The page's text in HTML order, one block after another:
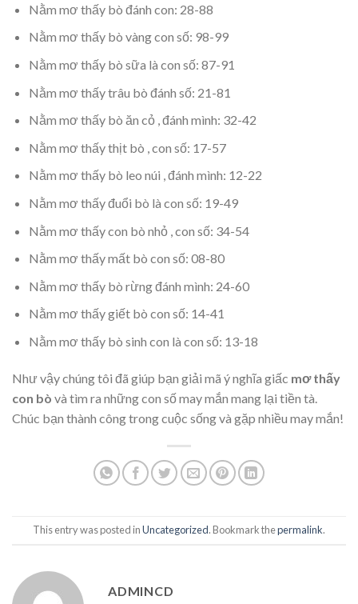
Nằm mơ thấy bò đánh con: 28-88
Nằm mơ thấy bò vàng con số: 98-99
Nằm mơ thấy bò sữa là con số: 87-91
Nằm mơ thấy trâu bò đánh số: 21-81
Nằm mơ thấy bò ăn cỏ , đánh mình: 32-42
Nằm mơ thấy thịt bò , con số: 17-57
Nằm mơ thấy bò leo núi , đánh mình: 12-22
Nằm mơ thấy đuổi bò là con số: 19-49
Nằm mơ thấy con bò nhỏ , con số: 34-54
Nằm mơ thấy mất bò con số: 08-80
Nằm mơ thấy bò rừng đánh mình: 24-60
Nằm mơ thấy giết bò con số: 14-41
Nằm mơ thấy bò sinh con là con số: 13-18
Như vậy chúng tôi đã giúp bạn giải mã ý nghĩa giấc mơ thấy
con bò và tìm ra những con số may mắn mang lại tiền tà.
Chúc bạn thành công trong cuộc sống và gặp nhiều may mắn!
This entry was posted inUncategorized. Bookmark thepermalink.
ADMINCD